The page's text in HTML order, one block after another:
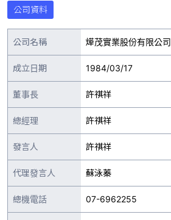
公司資料
公司名稱 燁茂實業股份有限公司
成立日期 1984/03/17
董事長 許祺祥
總經理 許祺祥
發言人 許祺祥
代理發言人 蘇泳蓁
總機電話 07-6962255